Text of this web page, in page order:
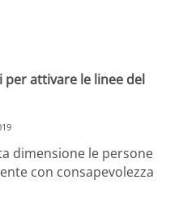
per attivare le linee del
dimensione le persone
con consapevolezza